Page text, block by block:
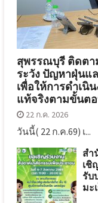
สุพรรณบุรี ติดตา
ระวัง ปัญหาฝุ่นแ
เพื่อให้การดำเนิ
แท้จริงตามขั้นต
22 ก.ค. 2026
วันนี้( 22 ก.ค.69) เ...
สำ
เชิ
รับ
มะ